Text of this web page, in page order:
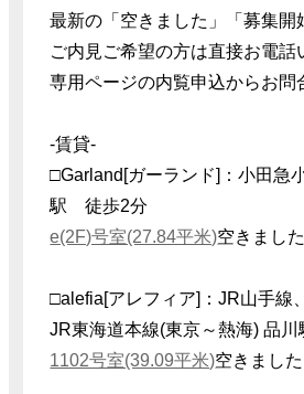
最新の「空きました」「募集開
ご内見ご希望の方は直接お電話
専用ページの内覧申込からお問
-賃貸-
□Garland[ガーランド]：小田
駅 徒歩2分
e(2F)号室(27.84平米)空きました
□alefia[アレフィア]：JR山手線
JR東海道本線(東京～熱海) 品川
1102号室(39.09平米)空きました